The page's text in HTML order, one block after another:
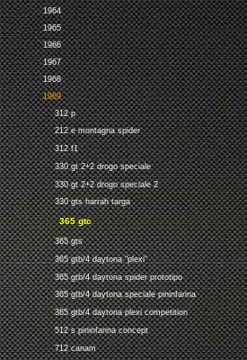
1964
1965
1966
1967
1968
1969
312 p
212 e montagna spider
312 f1
330 gt 2+2 drogo speciale
330 gt 2+2 drogo speciale 2
330 gts harrah targa
365 gtc
365 gts
365 gtb/4 daytona "plexi"
365 gtb/4 daytona spider prototipo
365 gtb/4 daytona speciale pininfarina
365 gtb/4 daytona plexi competition
512 s pininfarina concept
712 canam